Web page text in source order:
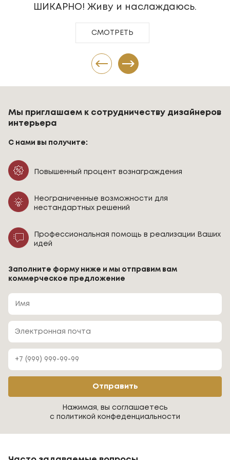
ШИКАРНО! Живу и наслаждаюсь.
СМОТРЕТЬ
Мы приглашаем к сотрудничеству дизайнеров
интерьера
С нами вы получите:
Повышенный процент вознаграждения
Неограниченные возможности для
нестандартных решений
Профессиональная помощь в реализации Ваших
идей
Заполните форму ниже и мы отправим вам
коммерческое предложение
Отправить
Нажимая, вы соглашаетесь
с политикой конфеденциальности